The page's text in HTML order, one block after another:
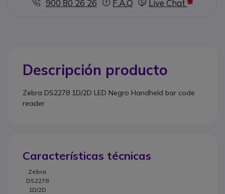
900 80 26 26
F.A.Q Live Chat
Descripción producto
Zebra DS2278 1D/2D LED Negro Handheld bar code
reader
Características técnicas
Zebra
DS2278
1D/2D